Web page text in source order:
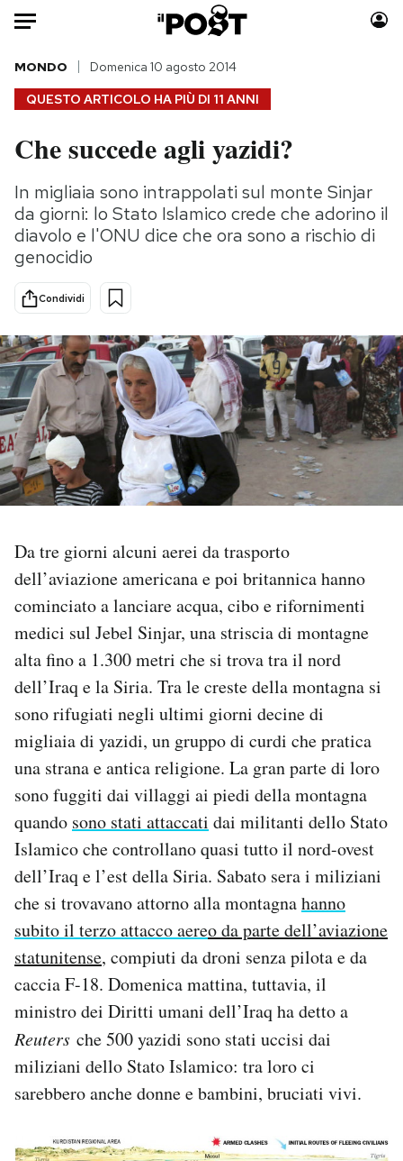
Auto
HOME
Italia
Politica
Tecnologia
Internet
Scienza
Cultura
Economia
Sport
Moda
Consumismi
Altrecose
Mondiali calcio 2026
PODCAST
NEWSLETTER
I MIEI PREFERITI
CALENDARIO
AREA PERSONALE
Area Personale
Newsletter
Notifiche mobile
Regala il Post
Hai bisogno di aiuto?
QUESTO ARTICOLO HA PIÙ DI 11 ANNI
MONDO Domenica 10 agosto 2014
Che succede agli yazidi?
In migliaia sono intrappolati sul monte Sinjar
da giorni: lo Stato Islamico crede che adorino il
diavolo e l'ONU dice che ora sono a rischio di
genocidio
Condividi
Da tre giorni alcuni aerei da trasporto
dell’aviazione americana e poi britannica hanno
cominciato a lanciare acqua, cibo e rifornimenti
medici sul Jebel Sinjar, una striscia di montagne
alta fino a 1.300 metri che si trova tra il nord
dell’Iraq e la Siria. Tra le creste della montagna si
sono rifugiati negli ultimi giorni decine di
migliaia di yazidi, un gruppo di curdi che pratica
una strana e antica religione. La gran parte di loro
sono fuggiti dai villaggi ai piedi della montagna
quando sono stati attaccati dai militanti dello Stato
Islamico che controllano quasi tutto il nord-ovest
dell’Iraq e l’est della Siria. Sabato sera i miliziani
che si trovavano attorno alla montagnahanno
subito il terzo attacco aereo da parte dell’aviazione
statunitense, compiuti da droni senza pilota e da
caccia F-18. Domenica mattina, tuttavia, il
ministro dei Diritti umani dell’Iraq ha detto a
Reuters che 500 yazidi sono stati uccisi dai
miliziani dello Stato Islamico: tra loro ci
sarebbero anche donne e bambini, bruciati vivi.